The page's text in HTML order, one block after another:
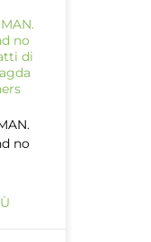
no
di
no